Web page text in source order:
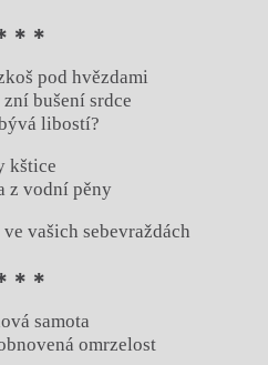
* *
pod hvězdami
bušení srdce
libostí?
kštice
z vodní pěny
vašich sebevraždách
* *
samota
omrzelost